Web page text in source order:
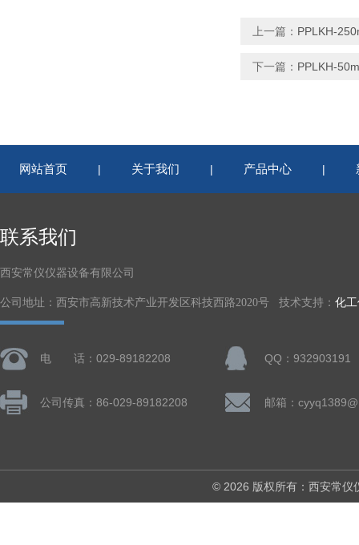
上一篇： PPLKH-
下一篇： PPLKH-
网站首页 | 关于我们 | 产品中心 |
联系我们
西安常仪仪器设备有限公司
公司地址：西安市高新技术产业开发区科技西路2020号 技术支持： 化
电 话：029-89182208 QQ：932903191
公司传真：86-029-89182208 邮箱：
© 2026 版权所有：西安常